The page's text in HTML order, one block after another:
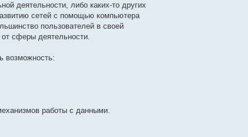
деятельности, либо каких-то других
сетей с помощью компьютера
пользователей в своей
сферы деятельности.
возможность:
работы с данными.